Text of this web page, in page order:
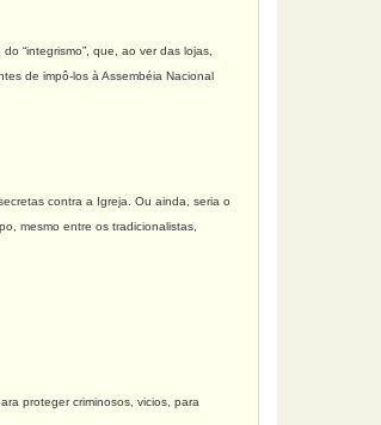
“integrismo”, que, ao ver das lojas,
de impô-los à Assembéia Nacional
contra a Igreja. Ou ainda, seria o
mesmo entre os tradicionalistas,
proteger criminosos, vicios, para